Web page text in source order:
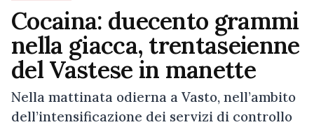
Cocaina: duecento grammi
nella giacca, trentaseienne
del Vastese in manette
Nella mattinata odierna a Vasto, nell’ambito
dell’intensificazione dei servizi di controllo